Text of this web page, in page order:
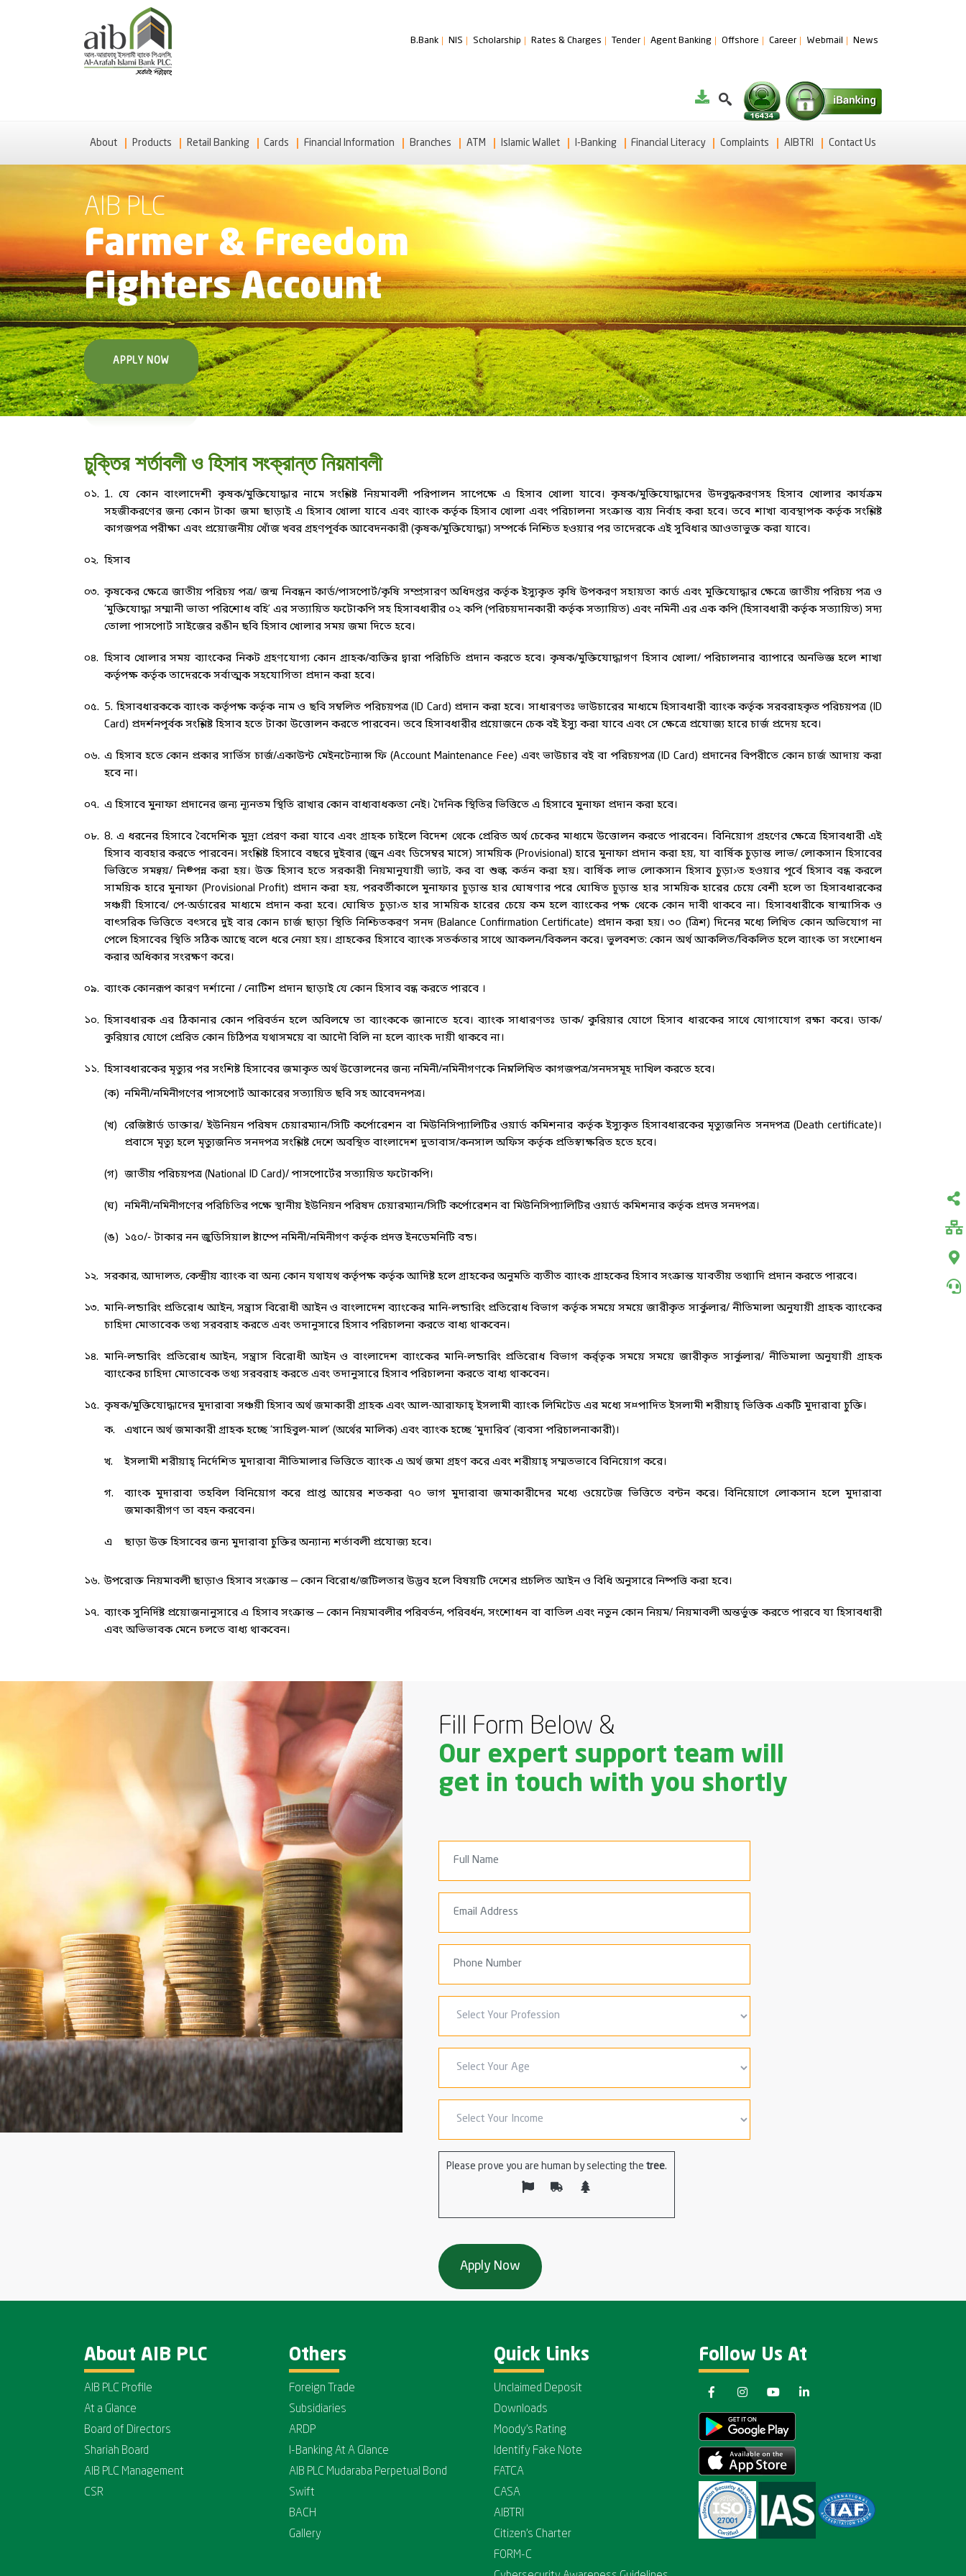
B.Bank NIS Scholarship Rates & Charges Tender Agent Banking Offshore Career Webmail News
About Products Retail Banking Cards Financial Information Branches ATM Islamic Wallet I-Banking Financial Literacy Complaints AIBTRI Contact Us
AIB PLC
Farmer & Freedom
Fighters Account
APPLY NOW
চুক্তির শর্তাবলী ও হিসাব সংক্রান্ত নিয়মাবলী
০১. 1. যে কোন বাংলাদেশী কৃষক/মুক্তিযোদ্ধার নামে সংশ্লিষ্ট নিয়মাবলী পরিপালন সাপেক্ষে এ হিসাব খোলা যাবে। কৃষক/মুক্তিযোদ্ধাদের উদবুদ্ধকরণসহ হিসাব খোলার কার্যক্রম
সহজীকরণের জন্য কোন টাকা জমা ছাড়াই এ হিসাব খোলা যাবে এবং ব্যাংক কর্তৃক হিসাব খোলা এবং পরিচালনা সংক্রান্ত ব্যয় নির্বাহ করা হবে। তবে শাখা ব্যবস্থাপক কর্তৃক সংশ্লিষ্ট
কাগজপত্র পরীক্ষা এবং প্রয়োজনীয় খোঁজ খবর গ্রহণপূর্বক আবেদনকারী (কৃষক/মুক্তিযোদ্ধা) সম্পর্কে নিশ্চিত হওয়ার পর তাদেরকে এই সুবিধার আওতাভুক্ত করা যাবে।
০২. হিসাব
০৩. কৃষকের ক্ষেত্রে জাতীয় পরিচয় পত্র/ জন্ম নিবন্ধন কার্ড/পাসপোর্ট/কৃষি সম্প্রসারণ অধিদপ্তর কর্তৃক ইস্যুকৃত কৃষি উপকরণ সহায়তা কার্ড এবং মুক্তিযোদ্ধার ক্ষেত্রে জাতীয় পরিচয় পত্র ও
‘মুক্তিযোদ্ধা সম্মানী ভাতা পরিশোধ বহি’ এর সত্যায়িত ফটোকপি সহ হিসাবধারীর ০২ কপি (পরিচয়দানকারী কর্তৃক সত্যায়িত) এবং নমিনী এর এক কপি (হিসাবধারী কর্তৃক সত্যায়িত) সদ্য
তোলা পাসপোর্ট সাইজের রঙীন ছবি হিসাব খোলার সময় জমা দিতে হবে।
০৪. হিসাব খোলার সময় ব্যাংকের নিকট গ্রহণযোগ্য কোন গ্রাহক/ব্যক্তির দ্বারা পরিচিতি প্রদান করতে হবে। কৃষক/মুক্তিযোদ্ধাগণ হিসাব খোলা/ পরিচালনার ব্যাপারে অনভিজ্ঞ হলে শাখা
কর্তৃপক্ষ কর্তৃক তাদেরকে সর্বাত্মক সহযোগিতা প্রদান করা হবে।
০৫. 5. হিসাবধারককে ব্যাংক কর্তৃপক্ষ কর্তৃক নাম ও ছবি সম্বলিত পরিচয়পত্র (ID Card) প্রদান করা হবে। সাধারণতঃ ভাউচারের মাধ্যমে হিসাবধারী ব্যাংক কর্তৃক সরবরাহকৃত পরিচয়পত্র (ID
Card) প্রদর্শনপূর্বক সংশ্লিষ্ট হিসাব হতে টাকা উত্তোলন করতে পারবেন। তবে হিসাবধারীর প্রয়োজনে চেক বই ইস্যু করা যাবে এবং সে ক্ষেত্রে প্রযোজ্য হারে চার্জ প্রদেয় হবে।
০৬. এ হিসাব হতে কোন প্রকার সার্ভিস চার্জ/একাউন্ট মেইনটেন্যান্স ফি (Account Maintenance Fee) এবং ভাউচার বই বা পরিচয়পত্র (ID Card) প্রদানের বিপরীতে কোন চার্জ আদায় করা
হবে না।
০৭. এ হিসাবে মুনাফা প্রদানের জন্য ন্যূনতম স্থিতি রাখার কোন বাধ্যবাধকতা নেই। দৈনিক স্থিতির ভিত্তিতে এ হিসাবে মুনাফা প্রদান করা হবে।
০৮. 8. এ ধরনের হিসাবে বৈদেশিক মুদ্রা প্রেরণ করা যাবে এবং গ্রাহক চাইলে বিদেশ থেকে প্রেরিত অর্থ চেকের মাধ্যমে উত্তোলন করতে পারবেন। বিনিয়োগ গ্রহণের ক্ষেত্রে হিসাবধারী এই
হিসাব ব্যবহার করতে পারবেন। সংশ্লিষ্ট হিসাবে বছরে দুইবার (জুন এবং ডিসেম্বর মাসে) সাময়িক (Provisional) হারে মুনাফা প্রদান করা হয়, যা বার্ষিক চুড়ান্ত লাভ/ লোকসান হিসাবের
ভিত্তিতে সমন্বয়/ নি®পন্ন করা হয়। উক্ত হিসাব হতে সরকারী নিয়মানুযায়ী ভ্যাট, কর বা শুল্ক কর্তন করা হয়। বার্ষিক লাভ লোকসান হিসাব চুড়া›ত হওয়ার পূর্বে হিসাব বন্ধ করলে
সাময়িক হারে মুনাফা (Provisional Profit) প্রদান করা হয়, পরবর্তীকালে মুনাফার চূড়ান্ত হার ঘোষণার পরে ঘোষিত চূড়ান্ত হার সাময়িক হারের চেয়ে বেশী হলে তা হিসাবধারকের
সঞ্চয়ী হিসাবে/ পে-অর্ডারের মাধ্যমে প্রদান করা হবে। ঘোষিত চুড়া›ত হার সাময়িক হারের চেয়ে কম হলে ব্যাংকের পক্ষ থেকে কোন দাবী থাকবে না। হিসাবধারীকে ষান্মাসিক ও
বাৎসরিক ভিত্তিতে বৎসরে দুই বার কোন চার্জ ছাড়া স্থিতি নিশ্চিতকরণ সনদ (Balance Confirmation Certificate) প্রদান করা হয়। ৩০ (ত্রিশ) দিনের মধ্যে লিখিত কোন অভিযোগ না
পেলে হিসাবের স্থিতি সঠিক আছে বলে ধরে নেয়া হয়। গ্রাহকের হিসাবে ব্যাংক সতর্কতার সাথে আকলন/বিকলন করে। ভুলবশত: কোন অর্থ আকলিত/বিকলিত হলে ব্যাংক তা সংশোধন
করার অধিকার সংরক্ষণ করে।
০৯. ব্যাংক কোনরূপ কারণ দর্শানো / নোটিশ প্রদান ছাড়াই যে কোন হিসাব বন্ধ করতে পারবে ।
১০. হিসাবধারক এর ঠিকানার কোন পরিবর্তন হলে অবিলম্বে তা ব্যাংককে জানাতে হবে। ব্যাংক সাধারণতঃ ডাক/ কুরিয়ার যোগে হিসাব ধারকের সাথে যোগাযোগ রক্ষা করে। ডাক/
কুরিয়ার যোগে প্রেরিত কোন চিঠিপত্র যথাসময়ে বা আদৌ বিলি না হলে ব্যাংক দায়ী থাকবে না।
১১. হিসাবধারকের মৃত্যুর পর সংশি­ষ্ট হিসাবের জমাকৃত অর্থ উত্তোলনের জন্য নমিনী/নমিনীগণকে নিম্নলিখিত কাগজপত্র/সনদসমূহ দাখিল করতে হবে।
(ক) নমিনী/নমিনীগণের পাসপোর্ট আকারের সত্যায়িত ছবি সহ আবেদনপত্র।
(খ)
রেজিষ্টার্ড ডাক্তার/ ইউনিয়ন পরিষদ চেয়ারম্যান/সিটি কর্পোরেশন বা মিউনিসিপ্যালিটির ওয়ার্ড কমিশনার কর্তৃক ইস্যুকৃত হিসাবধারকের মৃত্যুজনিত সনদপত্র (Death certificate)।
প্রবাসে মৃত্যু হলে মৃত্যুজনিত সনদপত্র সংশ্লিষ্ট দেশে অবস্থিত বাংলাদেশ দুতাবাস/কনসাল অফিস কর্তৃক প্রতিস্বাক্ষরিত হতে হবে।
(গ) জাতীয় পরিচয়পত্র (National ID Card)/ পাসপোর্টের সত্যায়িত ফটোকপি।
(ঘ) নমিনী/নমিনীগণের পরিচিতির পক্ষে স্থানীয় ইউনিয়ন পরিষদ চেয়ারম্যান/সিটি কর্পোরেশন বা মিউনিসিপ্যালিটির ওয়ার্ড কমিশনার কর্তৃক প্রদত্ত সনদপত্র।
(ঙ) ১৫০/- টাকার নন জুডিসিয়াল ষ্টাম্পে নমিনী/নমিনীগণ কর্তৃক প্রদত্ত ইনডেমনিটি বন্ড।
১২. সরকার, আদালত, কেন্দ্রীয় ব্যাংক বা অন্য কোন যথাযথ কর্তৃপক্ষ কর্তৃক আদিষ্ট হলে গ্রাহকের অনুমতি ব্যতীত ব্যাংক গ্রাহকের হিসাব সংক্রান্ত যাবতীয় তথ্যাদি প্রদান করতে পারবে।
১৩. মানি-লন্ডারিং প্রতিরোধ আইন, সন্ত্রাস বিরোধী আইন ও বাংলাদেশ ব্যাংকের মানি-লন্ডারিং প্রতিরোধ বিভাগ কর্তৃক সময়ে সময়ে জারীকৃত সার্কুলার/ নীতিমালা অনুযায়ী গ্রাহক ব্যাংকের
চাহিদা মোতাবেক তথ্য সরবরাহ করতে এবং তদানুসারে হিসাব পরিচালনা করতে বাধ্য থাকবেন।
১৪. মানি-লন্ডারিং প্রতিরোধ আইন, সন্ত্রাস বিরোধী আইন ও বাংলাদেশ ব্যাংকের মানি-লন্ডারিং প্রতিরোধ বিভাগ কর্র্তৃক সময়ে সময়ে জারীকৃত সার্কুলার/ নীতিমালা অনুযায়ী গ্রাহক
ব্যাংকের চাহিদা মোতাবেক তথ্য সরবরাহ করতে এবং তদানুসারে হিসাব পরিচালনা করতে বাধ্য থাকবেন।
১৫. কৃষক/মুক্তিযোদ্ধাদের মুদারাবা সঞ্চয়ী হিসাব অর্থ জমাকারী গ্রাহক এবং আল-আরাফাহ্ ইসলামী ব্যাংক লিমিটেড এর মধ্যে স¤পাদিত ইসলামী শরীয়াহ্ ভিত্তিক একটি মুদারাবা চুক্তি।
ক. এখানে অর্থ জমাকারী গ্রাহক হচ্ছে ‘সাহিবুল-মাল’ (অর্থের মালিক) এবং ব্যাংক হচ্ছে ‘মুদারিব’ (ব্যবসা পরিচালনাকারী)।
খ. ইসলামী শরীয়াহ্ নির্দেশিত মুদারাবা নীতিমালার ভিত্তিতে ব্যাংক এ অর্থ জমা গ্রহণ করে এবং শরীয়াহ্ সম্মতভাবে বিনিয়োগ করে।
গ.
ব্যাংক মুদারাবা তহবিল বিনিয়োগ করে প্রাপ্ত আয়ের শতকরা ৭০ ভাগ মুদারাবা জমাকারীদের মধ্যে ওয়েটেজ ভিত্তিতে বন্টন করে। বিনিয়োগে লোকসান হলে মুদারাবা
জমাকারীগণ তা বহন করবেন।
এ ছাড়া উক্ত হিসাবের জন্য মুদারাবা চুক্তির অন্যান্য শর্তাবলী প্রযোজ্য হবে।
১৬. উপরোক্ত নিয়মাবলী ছাড়াও হিসাব সংক্রান্ত — কোন বিরোধ/জটিলতার উদ্ভব হলে বিষয়টি দেশের প্রচলিত আইন ও বিধি অনুসারে নিষ্পত্তি করা হবে।
১৭. ব্যাংক সুনির্দিষ্ট প্রয়োজনানুসারে এ হিসাব সংক্রান্ত — কোন নিয়মাবলীর পরিবর্তন, পরিবর্ধন, সংশোধন বা বাতিল এবং নতুন কোন নিয়ম/ নিয়মাবলী অন্তৰ্ভুক্ত করতে পারবে যা হিসাবধারী
এবং অভিভাবক মেনে চলতে বাধ্য থাকবেন।
Fill Form Below &
Our expert support team will
get in touch with you shortly
Please prove you are human by selecting the tree.
About AIB PLC
AIB PLC Profile
At a Glance
Board of Directors
Shariah Board
AIB PLC Management
CSR
Others
Foreign Trade
Subsidiaries
ARDP
I-Banking At A Glance
AIB PLC Mudaraba Perpetual Bond
Swift
BACH
Gallery
Quick Links
Unclaimed Deposit
Downloads
Moody's Rating
Identify Fake Note
FATCA
CASA
AIBTRI
Citizen's Charter
FORM-C
Follow Us At